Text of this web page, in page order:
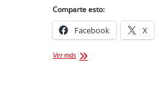
Comparte esto:
Facebook X
Ver másMuseo